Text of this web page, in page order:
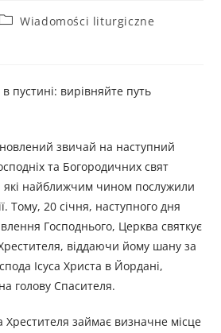
Wiadomości liturgiczne
пустині: вирівняйте путь
звичай на наступний
та Богородичних свят
які найближчим чином послужили
Тому, 20 січня, наступного дня
Господнього, Церква святкує
віддаючи йому шану за
Ісуса Христа в Йордані,
голову Спасителя.
Хрестителя займає визначне місце